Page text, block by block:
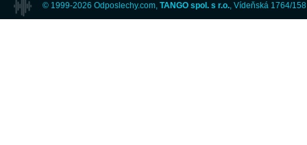
© 1999-2026 Odposlechy.com, TANGO spol. s r.o. , Vídeňská 1764/